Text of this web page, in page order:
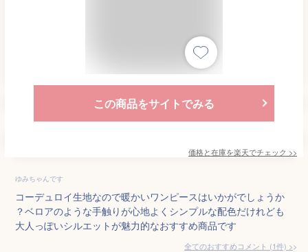
この商品をサイトでみる
価格と在庫を楽天でチェック >>
ゆみちゃんです
コーデュロイ生地なので暖かいワンピースはいかがでしょうか
？ベロアのような手触りが心地よくシンプルな配色だけれども
大人っぽいシルエットが魅力的なおすすめ商品です
全てのおすすめコメント (1件) >